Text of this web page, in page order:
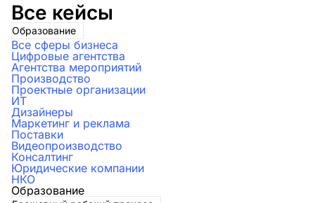
Все кейсы
Образование
Все сферы бизнеса
Цифровые агентства
Агентства мероприятий
Производство
Проектные организации
ИТ
Дизайнеры
Маркетинг и реклама
Поставки
Видеопроизводство
Консалтинг
Юридические компании
НКО
Образование